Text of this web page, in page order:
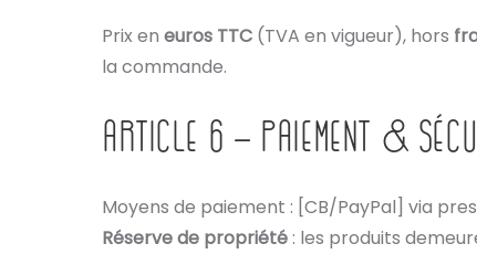
Prix en euros TTC (TVA en vigueur), hors
la commande.
ARTICLE 6 – PAIEMENT &
Moyens de paiement : [CB/PayPal] via
Réserve de propriété : les produits